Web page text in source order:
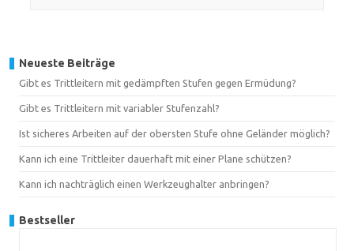
Neueste Beiträge
Gibt es Trittleitern mit gedämpften Stufen gegen Ermüdung?
Gibt es Trittleitern mit variabler Stufenzahl?
Ist sicheres Arbeiten auf der obersten Stufe ohne Geländer möglich?
Kann ich eine Trittleiter dauerhaft mit einer Plane schützen?
Kann ich nachträglich einen Werkzeughalter anbringen?
Bestseller